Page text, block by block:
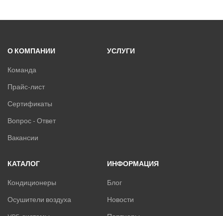
О КОМПАНИИ
Команда
Прайс-лист
Сертификаты
Вопрос - Ответ
Вакансии
УСЛУГИ
КАТАЛОГ
Кондиционеры
Осушители воздуха
ИНФОРМАЦИЯ
Блог
Новости